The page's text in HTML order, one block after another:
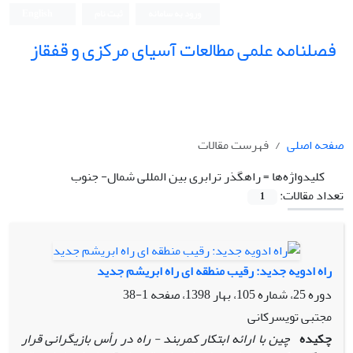
فصلنامه علمی مطالعات آسیای مرکزی و قفقاز
صفحه اصلی
فهرست مقالات
کلیدواژه‌ها =راه‏گذر ترابری بین ‏المللی شمال- جنوب
تعداد مقالات:
1
راه ادویه جدید: رقیب منطقه‏ ای راه ابریشم جدید
دوره 25، شماره 105، بهار 1398، صفحه
1-38
مجتبی تویسرکانی
چکیده چین با ارائه ابتکار کمربند - راه در رأس بازیگرانی قرار